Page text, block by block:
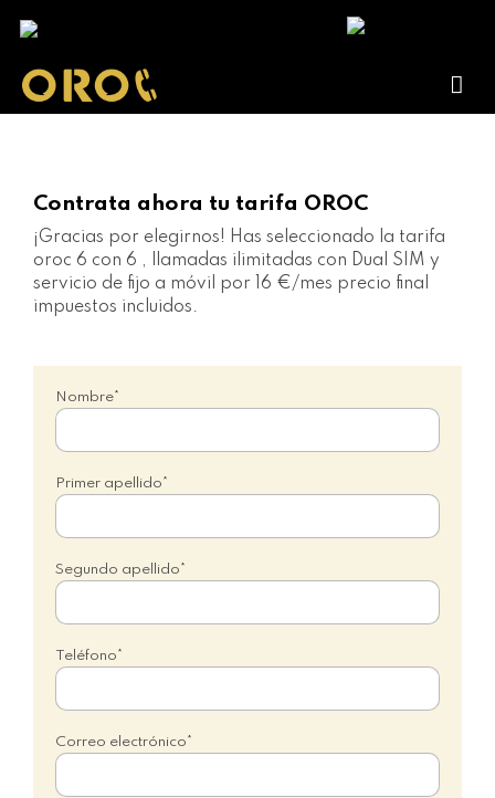
Contrata ahora tu tarifa OROC
¡Gracias por elegirnos! Has seleccionado la tarifa
oroc 6 con 6 , llamadas ilimitadas con Dual SIM y
servicio de fijo a móvil por 16 €/mes precio final
impuestos incluidos.
Nombre*
Primer apellido*
Segundo apellido*
Teléfono*
Correo electrónico*